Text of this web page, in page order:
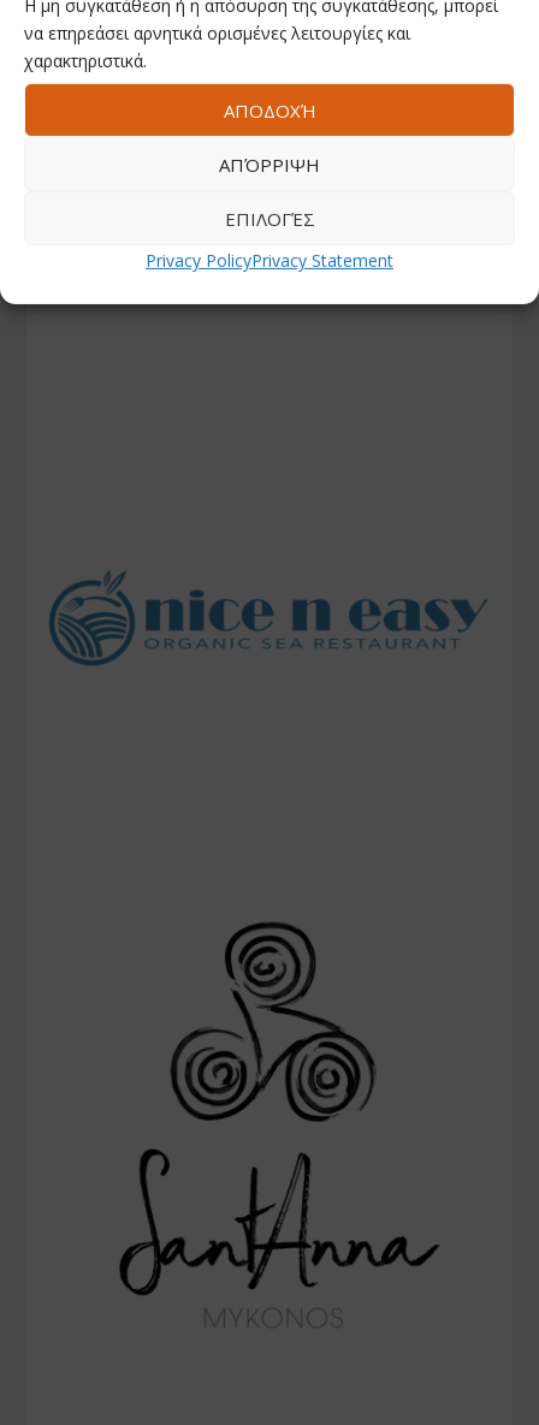
Η μη συγκατάθεση ή η απόσυρση της συγκατάθεσης, μπορεί
να επηρεάσει αρνητικά ορισμένες λειτουργίες και
χαρακτηριστικά.
ΑΠΟΔΟΧΉ
ΑΠΌΡΡΙΨΗ
ΕΠΙΛΟΓΈΣ
Privacy PolicyPrivacy Statement